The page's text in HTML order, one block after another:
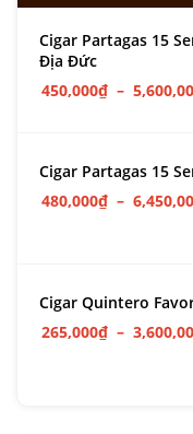
Cigar Partagas 15
Địa Đức
450,000₫ –
Cigar Partagas 15
480,000₫ –
Cigar Quintero
265,000₫ –